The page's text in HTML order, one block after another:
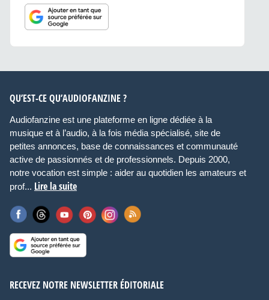
QU’EST-CE QU’AUDIOFANZINE ?
Audiofanzine est une plateforme en ligne dédiée à la
musique et à l’audio, à la fois média spécialisé, site de
petites annonces, base de connaissances et communauté
active de passionnés et de professionnels. Depuis 2000,
notre vocation est simple : aider au quotidien les amateurs et
prof... Lire la suite
RECEVEZ NOTRE NEWSLETTER ÉDITORIALE